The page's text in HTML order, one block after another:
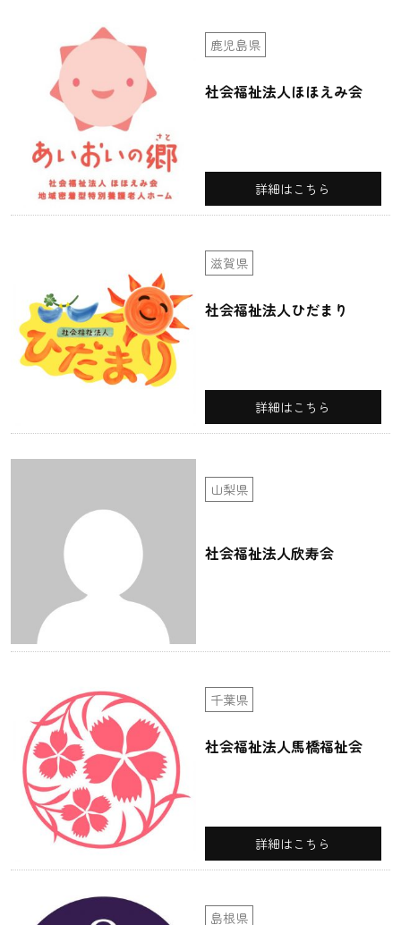
鹿児島県
社会福祉法人ほほえみ会
詳細はこちら
滋賀県
社会福祉法人ひだまり
詳細はこちら
山梨県
社会福祉法人欣寿会
千葉県
社会福祉法人馬橋福祉会
詳細はこちら
島根県